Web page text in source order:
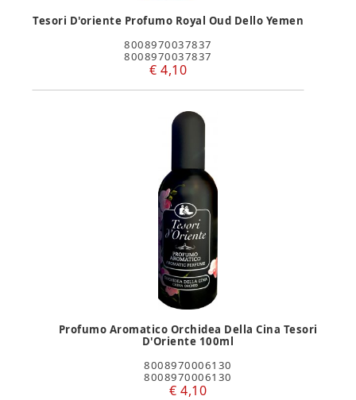
Tesori D'oriente Profumo Royal Oud Dello Yemen
8008970037837
8008970037837
€ 4,10
Profumo Aromatico Orchidea Della Cina Tesori
D'Oriente 100ml
8008970006130
8008970006130
€ 4,10